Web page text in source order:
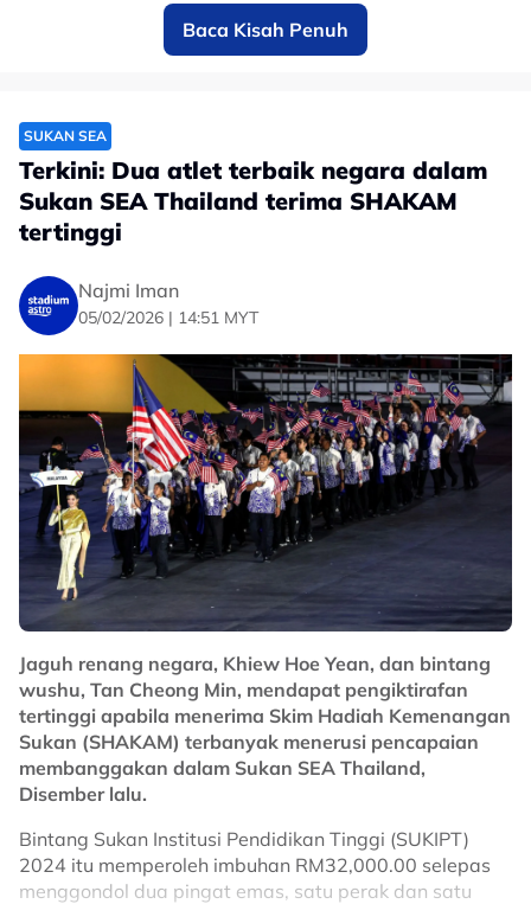
"Saya semua pihak memainkan peranan, KBS berjanji
akan cuba sebaik mungkin untuk anjur Sukan SEA
"Semestinya memerlukan bantuan rakan media agar
berjalan dengan cemerlang," katanya.
Taufiq dijumpai di Majlis Berbuka Puasa KBS bersama
Media yang mengumpulkan semua 'pemain' media
sukan tempatan dalam usaha merapatkan hubungan
KBS dengan media.
Dia juga menyifatkan ini juga merupakan usaha untuk
menjalinkan kerjasama lebih dinamik bersama media,
lebih-lebih lagi menjelang Sukan SEA malaysia 2027
nanti.
"Sempena bulan Ramadan ini, saya berharap
hubungan baik bersama rakan media dapat terjalin,
rakan media amat penting untuk sampaikan mesej
mengenai sukan. Saya harap hubungan ini terus
terjalin." tambahnya.
Baca Kisah Penuh
SUKAN SEA
Terkini: Dua atlet terbaik negara dalam
Sukan SEA Thailand terima SHAKAM
tertinggi
Najmi Iman
05/02/2026 | 14:51 MYT
Jaguh renang negara, Khiew Hoe Yean, dan bintang
wushu, Tan Cheong Min, mendapat pengiktirafan
tertinggi apabila menerima Skim Hadiah Kemenangan
Sukan (SHAKAM) terbanyak menerusi pencapaian
membanggakan dalam Sukan SEA Thailand,
Disember lalu.
Bintang Sukan Institusi Pendidikan Tinggi (SUKIPT)
2024 itu memperoleh imbuhan RM32,000.00 selepas
menggondol dua pingat emas, satu perak dan satu